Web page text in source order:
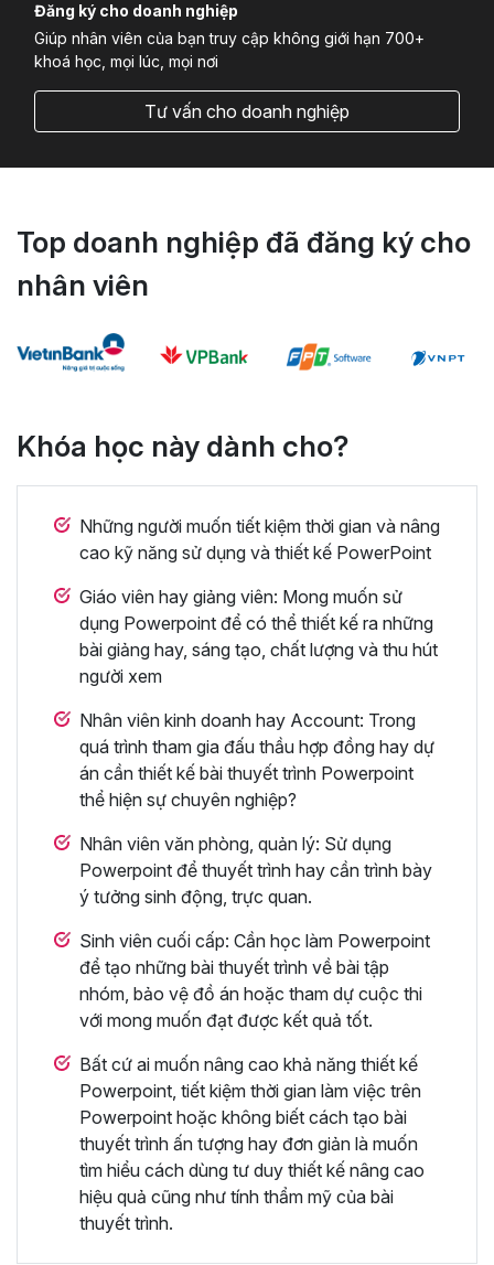
Đăng ký cho doanh nghiệp
Giúp nhân viên của bạn truy cập không giới hạn 700+
khoá học, mọi lúc, mọi nơi
Tư vấn cho doanh nghiệp
Top doanh nghiệp đã đăng ký cho
nhân viên
Khóa học này dành cho?
Những người muốn tiết kiệm thời gian và nâng
cao kỹ năng sử dụng và thiết kế PowerPoint
Giáo viên hay giảng viên: Mong muốn sử
dụng Powerpoint để có thể thiết kế ra những
bài giảng hay, sáng tạo, chất lượng và thu hút
người xem
Nhân viên kinh doanh hay Account: Trong
quá trình tham gia đấu thầu hợp đồng hay dự
án cần thiết kế bài thuyết trình Powerpoint
thể hiện sự chuyên nghiệp?
Nhân viên văn phòng, quản lý: Sử dụng
Powerpoint để thuyết trình hay cần trình bày
ý tưởng sinh động, trực quan.
Sinh viên cuối cấp: Cần học làm Powerpoint
để tạo những bài thuyết trình về bài tập
nhóm, bảo vệ đồ án hoặc tham dự cuộc thi
với mong muốn đạt được kết quả tốt.
Bất cứ ai muốn nâng cao khả năng thiết kế
Powerpoint, tiết kiệm thời gian làm việc trên
Powerpoint hoặc không biết cách tạo bài
thuyết trình ấn tượng hay đơn giản là muốn
tìm hiểu cách dùng tư duy thiết kế nâng cao
hiệu quả cũng như tính thẩm mỹ của bài
thuyết trình.